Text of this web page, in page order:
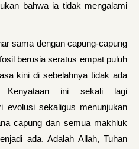
bahwa ia tidak mengalami
sama dengan capung-capung
berusia seratus empat puluh
kini di sebelahnya tidak ada
Kenyataan ini sekali lagi
evolusi sekaligus menunjukan
capung dan semua makhluk
ada. Adalah Allah, Tuhan